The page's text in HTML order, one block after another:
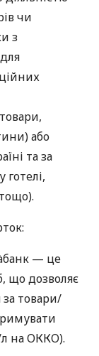
чи
з
або
та за
— це
що дозволяє
товари/
на ОККО).